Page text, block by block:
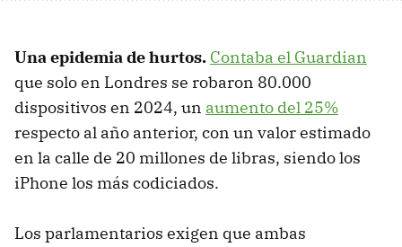
Una epidemia de hurtos. Contaba el Guardian
que solo en Londres se robaron 80.000
dispositivos en 2024, un aumento del 25%
respecto al año anterior, con un valor estimado
en la calle de 20 millones de libras, siendo los
iPhone los más codiciados.
Los parlamentarios exigen que ambas